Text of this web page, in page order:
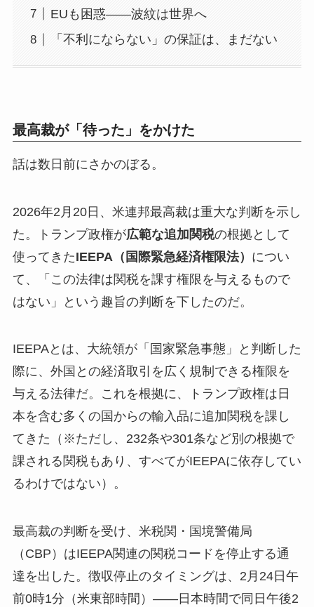
EUも困惑——波紋は世界へ
「不利にならない」の保証は、まだない
最高裁が「待った」をかけた
話は数日前にさかのぼる。
2026年2月20日、米連邦最高裁は重大な判断を示し
た。トランプ政権が広範な追加関税の根拠として
使ってきたIEEPA（国際緊急経済権限法） につい
て、「この法律は関税を課す権限を与えるもので
はない」という趣旨の判断を下したのだ。
IEEPAとは、大統領が「国家緊急事態」と判断した
際に、外国との経済取引を広く規制できる権限を
与える法律だ。これを根拠に、トランプ政権は日
本を含む多くの国からの輸入品に追加関税を課し
てきた（※ただし、232条や301条など別の根拠で
課される関税もあり、すべてがIEEPAに依存してい
るわけではない）。
最高裁の判断を受け、米税関・国境警備局
（CBP）はIEEPA関連の関税コードを停止する通
達を出した。徴収停止のタイミングは、2月24日午
前0時1分（米東部時間）——日本時間で同日午後2